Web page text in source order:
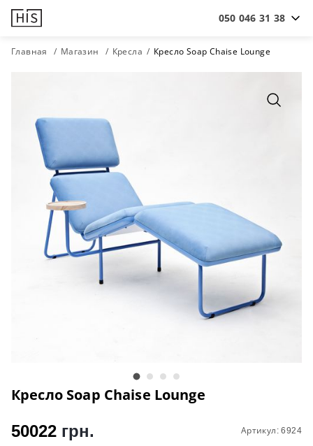
050 046 31 38
Главная Магазин Кресла Кресло Soap Chaise Lounge
Кресло Soap Chaise Lounge
Артикул: 6924
50022 грн.